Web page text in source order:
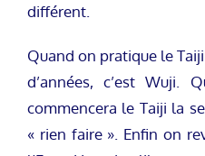
différent.
Quand on pratique le
d’années, c’est Wuji.
commencera le Taiji la
« rien faire ». Enfin on